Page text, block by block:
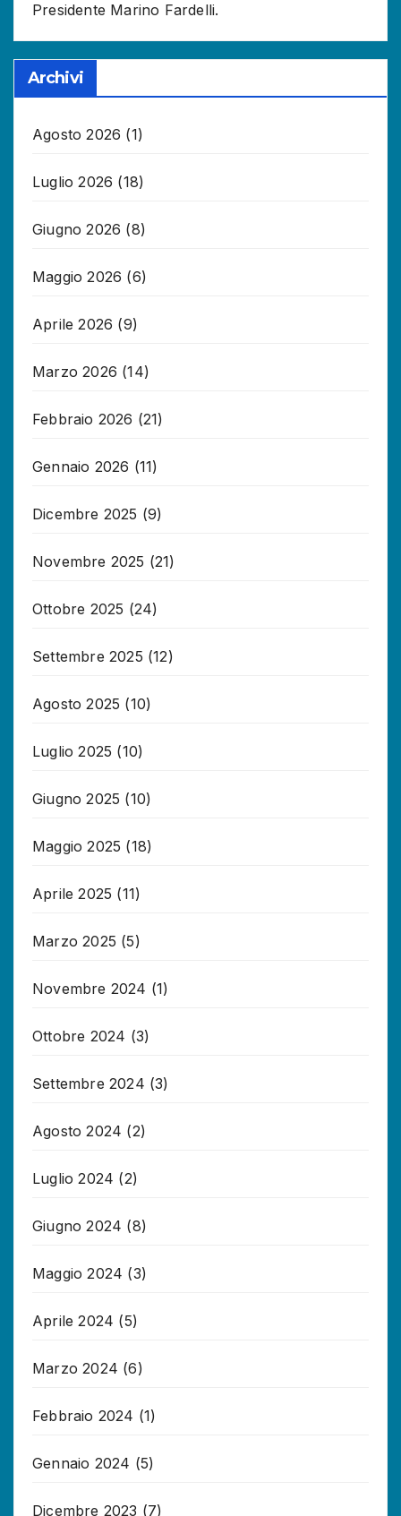
Presidente Marino Fardelli.
Archivi
Agosto 2026 (1)
Luglio 2026 (18)
Giugno 2026 (8)
Maggio 2026 (6)
Aprile 2026 (9)
Marzo 2026 (14)
Febbraio 2026 (21)
Gennaio 2026 (11)
Dicembre 2025 (9)
Novembre 2025 (21)
Ottobre 2025 (24)
Settembre 2025 (12)
Agosto 2025 (10)
Luglio 2025 (10)
Giugno 2025 (10)
Maggio 2025 (18)
Aprile 2025 (11)
Marzo 2025 (5)
Novembre 2024 (1)
Ottobre 2024 (3)
Settembre 2024 (3)
Agosto 2024 (2)
Luglio 2024 (2)
Giugno 2024 (8)
Maggio 2024 (3)
Aprile 2024 (5)
Marzo 2024 (6)
Febbraio 2024 (1)
Gennaio 2024 (5)
Dicembre 2023 (7)